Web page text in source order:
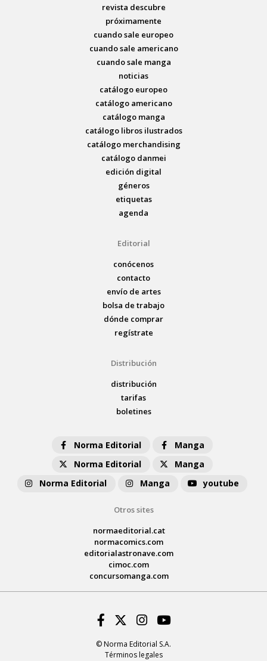
revista descubre
próximamente
cuando sale europeo
cuando sale americano
cuando sale manga
noticias
catálogo europeo
catálogo americano
catálogo manga
catálogo libros ilustrados
catálogo merchandising
catálogo danmei
edición digital
géneros
etiquetas
agenda
Editorial
conócenos
contacto
envío de artes
bolsa de trabajo
dónde comprar
regístrate
Distribución
distribución
tarifas
boletines
Norma Editorial
Manga
Norma Editorial
Manga
Norma Editorial
Manga youtube
Otros sites
normaeditorial.cat
normacomics.com
editorialastronave.com
cimoc.com
concursomanga.com
© Norma Editorial S.A.
Términos legales
Facebook
Twitter
Instagram
Youtube